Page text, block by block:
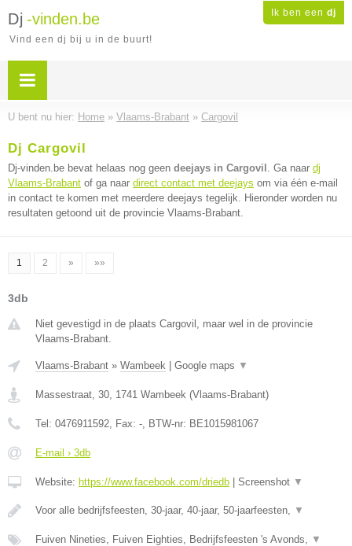
Ik ben een dj
Dj -vinden.be
Vind een dj bij u in de buurt!
U bent nu hier: Home » Vlaams-Brabant » Cargovil
Dj Cargovil
Dj-vinden.be bevat helaas nog geen deejays in Cargovil . Ga naar dj
Vlaams-Brabant of ga naar direct contact met deejays om via één e-mail
in contact te komen met meerdere deejays tegelijk. Hieronder worden nu
resultaten getoond uit de provincie Vlaams-Brabant.
1 2 » »»
3db
Niet gevestigd in de plaats Cargovil, maar wel in de provincie
Vlaams-Brabant.
Vlaams-Brabant » Wambeek Google maps ▼
Massestraat, 30, 1741 Wambeek (Vlaams-Brabant)
Tel: 0476911592, Fax: -, BTW-nr: BE1015981067
E-mail › 3db
Website: https://www.facebook.com/driedb Screenshot ▼
Voor alle bedrijfsfeesten, 30-jaar, 40-jaar, 50-jaarfeesten, ▼
Fuiven Nineties, Fuiven Eighties, Bedrijfsfeesten 's Avonds, ▼